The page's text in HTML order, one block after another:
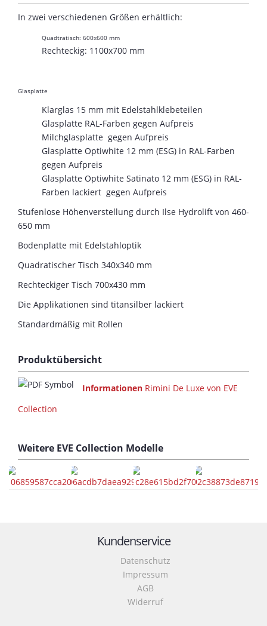
In zwei verschiedenen Größen erhältlich:
Quadtratisch: 600x600 mm
Rechteckig: 1100x700 mm
Glasplatte
Klarglas 15 mm mit Edelstahlklebeteilen
Glasplatte RAL-Farben gegen Aufpreis
Milchglasplatte gegen Aufpreis
Glasplatte Optiwhite 12 mm (ESG) in RAL-Farben
gegen Aufpreis
Glasplatte Optiwhite Satinato 12 mm (ESG) in RAL-
Farben lackiert gegen Aufpreis
Stufenlose Höhenverstellung durch Ilse Hydrolift von 460-
650 mm
Bodenplatte mit Edelstahloptik
Quadratischer Tisch 340x340 mm
Rechteckiger Tisch 700x430 mm
Die Applikationen sind titansilber lackiert
Standardmäßig mit Rollen
Produktübersicht
Informationen Rimini De Luxe von EVE
Collection
Weitere EVE Collection Modelle
Kundenservice
Datenschutz
Impressum
AGB
Widerruf